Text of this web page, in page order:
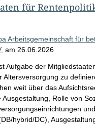
für
Arbeitsgemeinschaft für
am 26.06.2026
Aufgabe der
Altersversorgung zu
weit über das
Ausgestaltung, Rolle von
hybrid/DC),